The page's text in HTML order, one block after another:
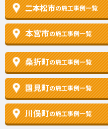
二本松市の施工事例一覧
本宮市の施工事例一覧
桑折町の施工事例一覧
国見町の施工事例一覧
川俣町の施工事例一覧